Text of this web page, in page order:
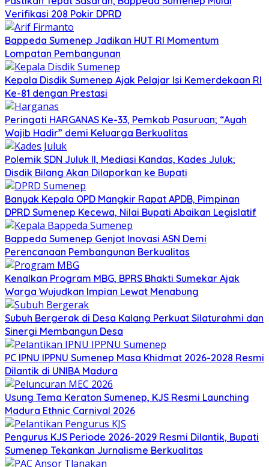
Verifikasi 208 Pokir DPRD
Bappeda Sumenep Jadikan HUT RI Momentum
Lompatan Pembangunan
Kepala Disdik Sumenep Ajak Pelajar Isi Kemerdekaan RI
Ke-81 dengan Prestasi
Peringati HARGANAS Ke-33, Pemkab Pasuruan; “Ayah
Wajib Hadir” demi Keluarga Berkualitas
Polemik SDN Juluk II, Mediasi Kandas, Kades Juluk;
Disdik Bilang Akan Dilaporkan ke Bupati
Banyak Kepala OPD Mangkir Rapat APDB, Pimpinan
DPRD Sumenep Kecewa, Nilai Bupati Abaikan Legislatif
Bappeda Sumenep Genjot Inovasi ASN Demi
Perencanaan Pembangunan Berkualitas
Kenalkan Program MBG, BPRS Bhakti Sumekar Ajak
Warga Wujudkan Impian Lewat Menabung
Subuh Bergerak di Desa Kalang Perkuat Silaturahmi dan
Sinergi Membangun Desa
PC IPNU IPPNU Sumenep Masa Khidmat 2026-2028 Resmi
Dilantik di UNIBA Madura
Usung Tema Keraton Sumenep, KJS Resmi Launching
Madura Ethnic Carnival 2026
Pengurus KJS Periode 2026-2029 Resmi Dilantik, Bupati
Sumenep Tekankan Jurnalisme Berkualitas